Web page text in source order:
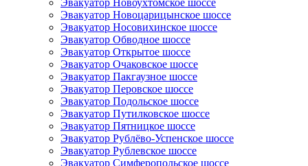
Эвакуатор Новоухтомское шоссе
Эвакуатор Новоцарицынское шоссе
Эвакуатор Носовихинское шоссе
Эвакуатор Обводное шоссе
Эвакуатор Открытое шоссе
Эвакуатор Очаковское шоссе
Эвакуатор Пакгаузное шоссе
Эвакуатор Перовское шоссе
Эвакуатор Подольское шоссе
Эвакуатор Путилковское шоссе
Эвакуатор Пятницкое шоссе
Эвакуатор Рублёво-Успенское шоссе
Эвакуатор Рублевское шоссе
Эвакуатор Симферопольское шоссе